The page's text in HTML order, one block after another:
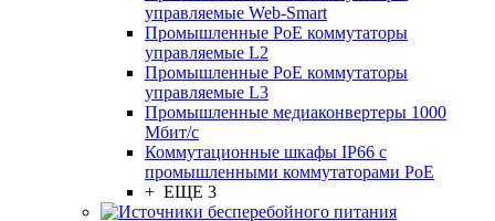
управляемые Web-Smart
Промышленные PoE коммутаторы
управляемые L2
Промышленные PoE коммутаторы
управляемые L3
Промышленные медиаконвертеры 1000
Мбит/с
Коммутационные шкафы IP66 c
промышленными коммутаторами PoE
+ ЕЩЕ 3